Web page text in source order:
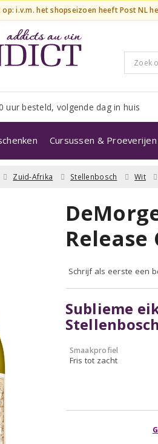
op: i.v.m. het shopseizoen heeft Post NL
uur besteld, volgende dag in huis
Cursussen & Proeverijen
Zuid-Afrika Stellenbosch Wit
Release
Schrijf als eerste een
Sublieme
Stellenbosch
Smaakprofiel
Fris tot zacht